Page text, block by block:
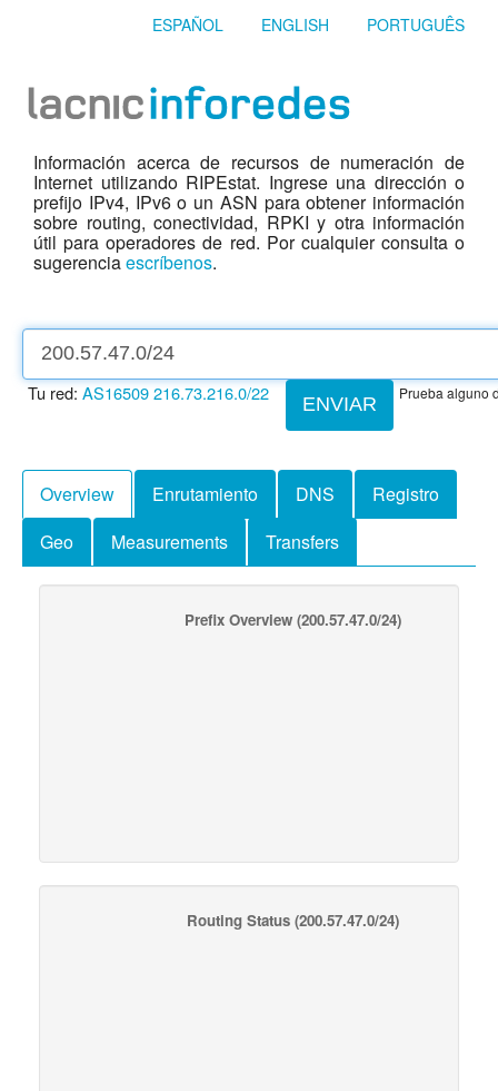
ESPAÑOL ENGLISH PORTUGUÊS
Información acerca de recursos de numeración de
Internet utilizando RIPEstat. Ingrese una dirección o
prefijo IPv4, IPv6 o un ASN para obtener información
sobre routing, conectividad, RPKI y otra información
útil para operadores de red. Por cualquier consulta o
sugerenciaescríbenos.
ENVIAR
Tu red: AS16509216.73.216.0/22 Prueba alguno
Overview Enrutamiento DNS
Registro
Geo
Measurements Transfers
Prefix Overview (200.57.47.0/24)
Routing Status (200.57.47.0/24)